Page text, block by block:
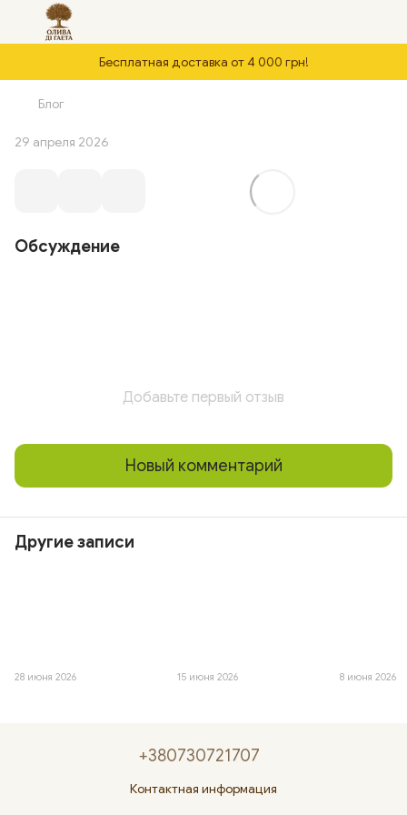
Бесплатная доставка от 4 000 грн!
Блог
29 апреля 2026
Обсуждение
Добавьте первый отзыв
Новый комментарий
Другие записи
28 июня 2026 15 июня 2026 8 июня 2026
+380730721707
Контактная информация